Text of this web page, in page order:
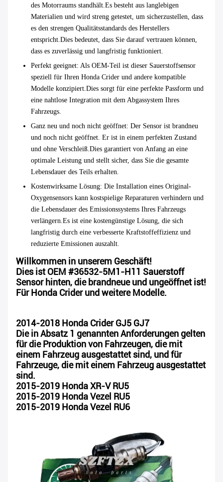
des Motorraums standhält.Es besteht aus langlebigen
Materialien und wird streng getestet, um sicherzustellen, dass
es den strengen Qualitätsstandards des Herstellers
entspricht.Dies bedeutet, dass Sie darauf vertrauen können,
dass es zuverlässig und langfristig funktioniert.
Perfekt geeignet: Als OEM-Teil ist dieser Sauerstoffsensor
speziell für Ihren Honda Crider und andere kompatible
Modelle konzipiert.Dies sorgt für eine perfekte Passform und
eine nahtlose Integration mit dem Abgassystem Ihres
Fahrzeugs.
Ganz neu und noch nicht geöffnet: Der Sensor ist brandneu
und noch nicht geöffnet. Er ist in einem perfekten Zustand
und ohne Verschleiß.Dies garantiert von Anfang an eine
optimale Leistung und stellt sicher, dass Sie die gesamte
Lebensdauer des Teils erhalten.
Kostenwirksame Lösung: Die Installation eines Original-
Oxygensensors kann kostspielige Reparaturen verhindern und
die Lebensdauer des Emissionssystems Ihres Fahrzeugs
verlängern.Es ist eine kostengünstige Lösung, die sich
langfristig durch eine verbesserte Kraftstoffeffizienz und
reduzierte Emissionen auszahlt.
Willkommen in unserem Geschäft!
Dies ist OEM #36532-5M1-H11 Sauerstoff
Sensor hinten, die brandneue und ungeöffnet ist!
Für Honda Crider und weitere Modelle.
2014-2018 Honda Crider GJ5 GJ7
Die in Absatz 1 genannten Anforderungen gelten
für die Produktion von Fahrzeugen, die mit
einem Fahrzeug ausgestattet sind, und für
Fahrzeuge, die mit einem Fahrzeug ausgestattet
sind.
2015-2019 Honda XR-V RU5
2015-2019 Honda Vezel RU5
2015-2019 Honda Vezel RU6